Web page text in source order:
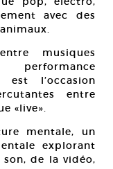
avec des
musiques
est l’occasion
entre
«live».
mentale, un
explorant
de la vidéo,